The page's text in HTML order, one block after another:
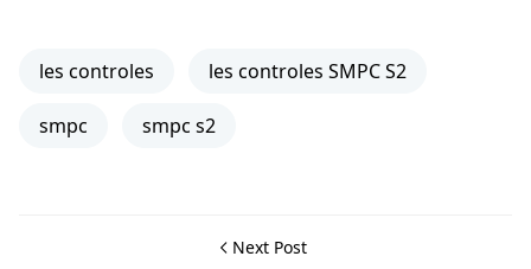
les controles les controles SMPC S2
smpc smpc s2
Next Post